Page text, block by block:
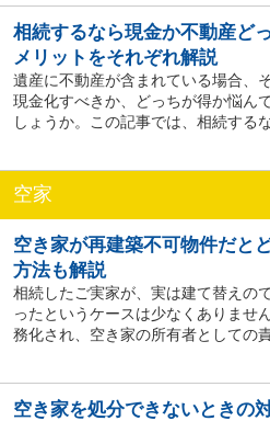
相続するなら現金か不動産ど
メリットをそれぞれ解説
遺産に不動産が含まれている場合、
現金化すべきか、どっちが得か悩ん
しょうか。この記事では、相続する
空家
空き家が再建築不可物件だと
方法も解説
相続したご実家が、実は建て替えの
ったというケースは少なくありませ
務化され、空き家の所有者としての
空き家を処分できないときの